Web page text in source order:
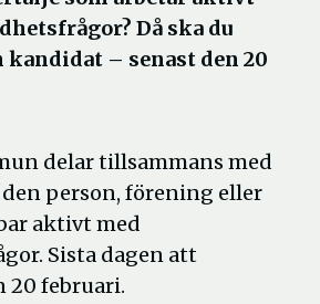
Då ska du
– senast den 20
delar tillsammans med
person, förening eller
aktivt med
Sista dagen att
20 februari.